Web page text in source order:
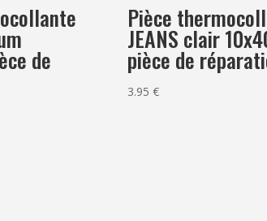
de
Pièce
JEANS clair
pièce de
3.95€